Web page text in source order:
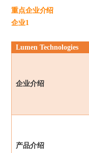
重点企业介绍
企业1
Lumen Technologies
企业介绍
产品介绍